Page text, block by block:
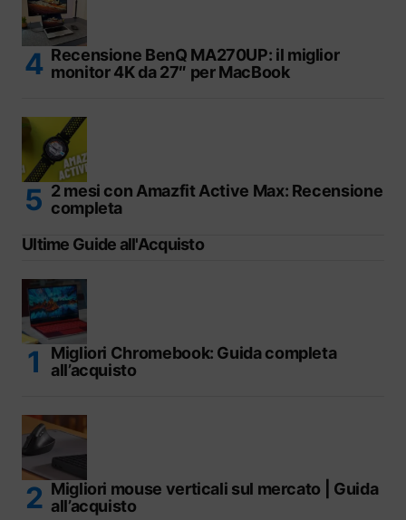
Recensione BenQ MA270UP: il miglior
monitor 4K da 27″ per MacBook
2 mesi con Amazfit Active Max: Recensione
completa
Ultime Guide all'Acquisto
Migliori Chromebook: Guida completa
all’acquisto
Migliori mouse verticali sul mercato | Guida
all’acquisto